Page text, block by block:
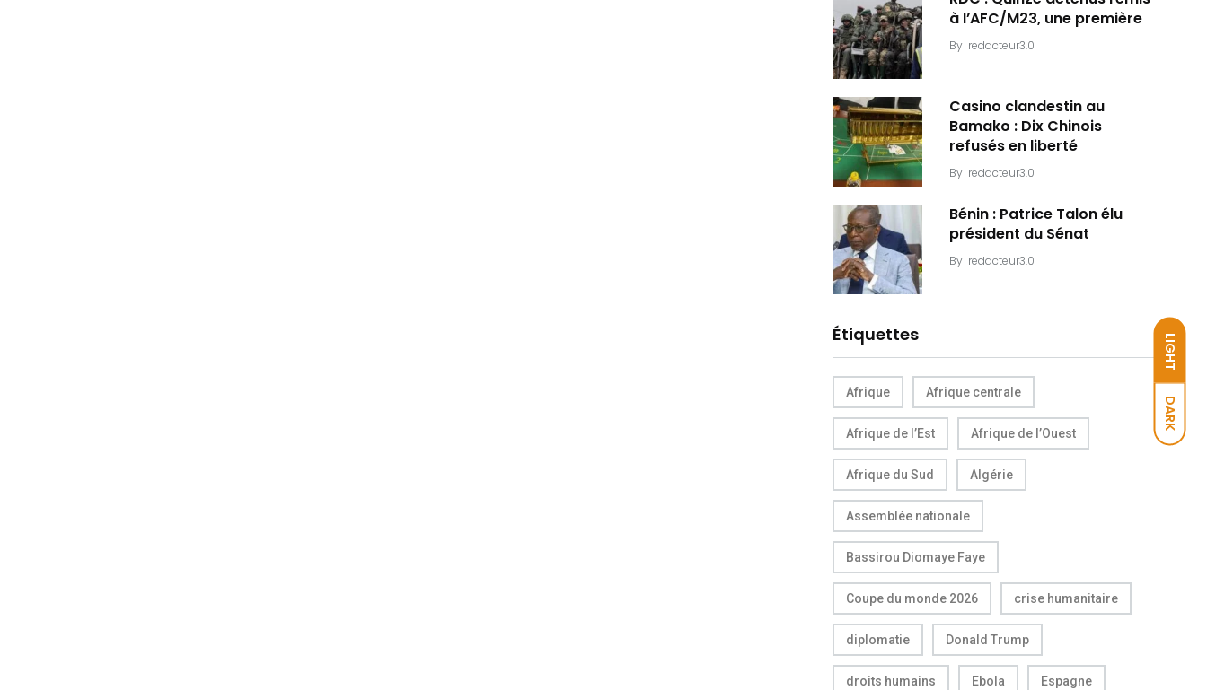
LIGHT
DARK
à l’AFC/M23, une première
By redacteur3.0
Casino clandestin au
Bamako : Dix Chinois
refusés en liberté
By redacteur3.0
Bénin : Patrice Talon élu
président du Sénat
By redacteur3.0
Étiquettes
Afrique Afrique centrale
Afrique de l’Est Afrique de l’Ouest
Afrique du Sud Algérie
Assemblée nationale
Bassirou Diomaye Faye
Coupe du monde 2026 crise humanitaire
diplomatie Donald Trump
droits humains Ebola Espagne